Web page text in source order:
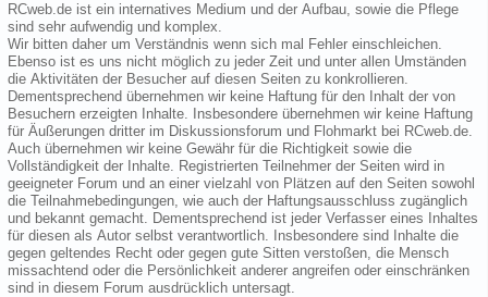
RCweb.de ist ein internatives Medium und der Aufbau, sowie die Pflege
sind sehr aufwendig und komplex.
Wir bitten daher um Verständnis wenn sich mal Fehler einschleichen.
Ebenso ist es uns nicht möglich zu jeder Zeit und unter allen Umständen
die Aktivitäten der Besucher auf diesen Seiten zu konkrollieren.
Dementsprechend übernehmen wir keine Haftung für den Inhalt der von
Besuchern erzeigten Inhalte. Insbesondere übernehmen wir keine Haftung
für Äußerungen dritter im Diskussionsforum und Flohmarkt bei RCweb.de.
Auch übernehmen wir keine Gewähr für die Richtigkeit sowie die
Vollständigkeit der Inhalte. Registrierten Teilnehmer der Seiten wird in
geeigneter Forum und an einer vielzahl von Plätzen auf den Seiten sowohl
die Teilnahmebedingungen, wie auch der Haftungsausschluss zugänglich
und bekannt gemacht. Dementsprechend ist jeder Verfasser eines Inhaltes
für diesen als Autor selbst verantwortlich. Insbesondere sind Inhalte die
gegen geltendes Recht oder gegen gute Sitten verstoßen, die Mensch
missachtend oder die Persönlichkeit anderer angreifen oder einschränken
sind in diesem Forum ausdrücklich untersagt.